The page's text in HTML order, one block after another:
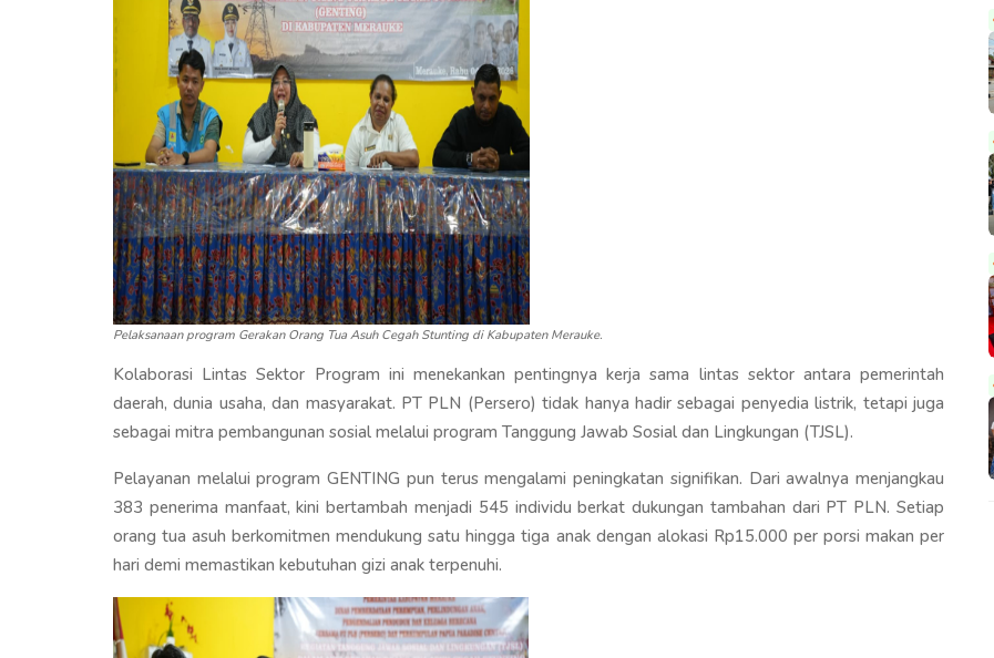
Pelaksanaan program Gerakan Orang Tua Asuh Cegah Stunting di Kabupaten Merauke.
Kolaborasi Lintas Sektor Program ini menekankan pentingnya kerja sama lintas sektor antara pemerintah
daerah, dunia usaha, dan masyarakat. PT PLN (Persero) tidak hanya hadir sebagai penyedia listrik, tetapi juga
sebagai mitra pembangunan sosial melalui program Tanggung Jawab Sosial dan Lingkungan (TJSL).
Pelayanan melalui program GENTING pun terus mengalami peningkatan signifikan. Dari awalnya menjangkau
383 penerima manfaat, kini bertambah menjadi 545 individu berkat dukungan tambahan dari PT PLN. Setiap
orang tua asuh berkomitmen mendukung satu hingga tiga anak dengan alokasi Rp15.000 per porsi makan per
hari demi memastikan kebutuhan gizi anak terpenuhi.